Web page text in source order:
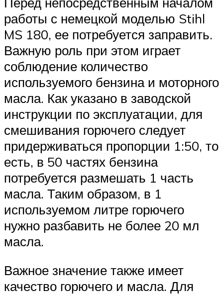
работы с немецкой моделью Stihl
MS 180, ее потребуется заправить.
Важную роль при этом играет
соблюдение количество
используемого бензина и моторного
масла. Как указано в заводской
инструкции по эксплуатации, для
смешивания горючего следует
придерживаться пропорции 1:50, то
есть, в 50 частях бензина
потребуется размешать 1 часть
масла. Таким образом, в 1
используемом литре горючего
нужно разбавить не более 20 мл
масла.
Важное значение также имеет
качество горючего и масла. Для